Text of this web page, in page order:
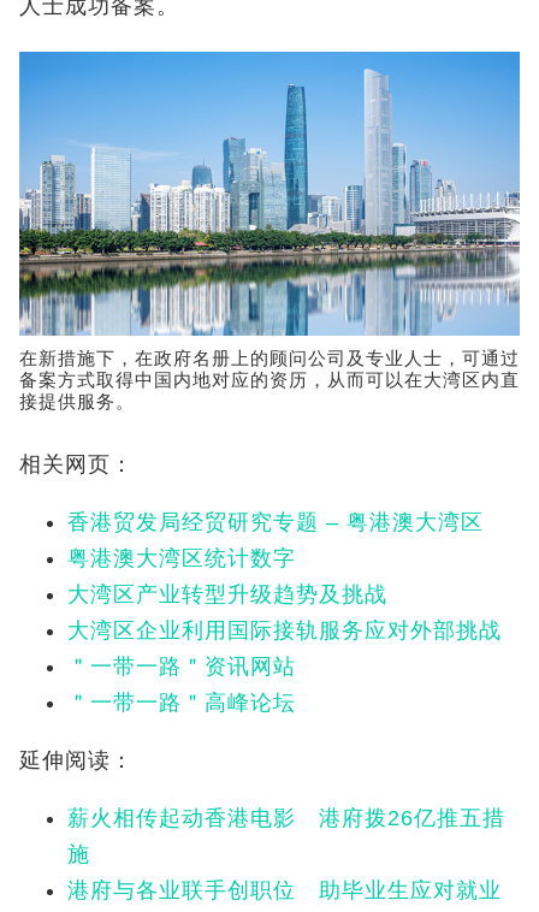
人士成功备案。
在新措施下，在政府名册上的顾问公司及专业人士，可通过
备案方式取得中国内地对应的资历，从而可以在大湾区内直
接提供服务。
相关网页：
香港贸发局经贸研究专题 – 粤港澳大湾区
粤港澳大湾区统计数字
大湾区产业转型升级趋势及挑战
大湾区企业利用国际接轨服务应对外部挑战
＂一带一路＂资讯网站
＂一带一路＂高峰论坛
延伸阅读：
薪火相传起动香港电影 港府拨26亿推五措
施
港府与各业联手创职位 助毕业生应对就业